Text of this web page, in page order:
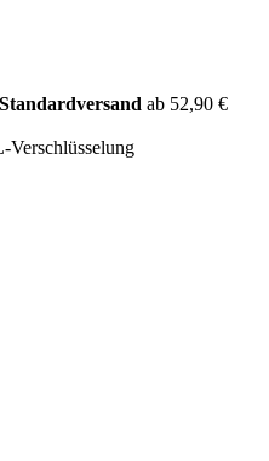
ab 52,90 €
Verschlüsselung